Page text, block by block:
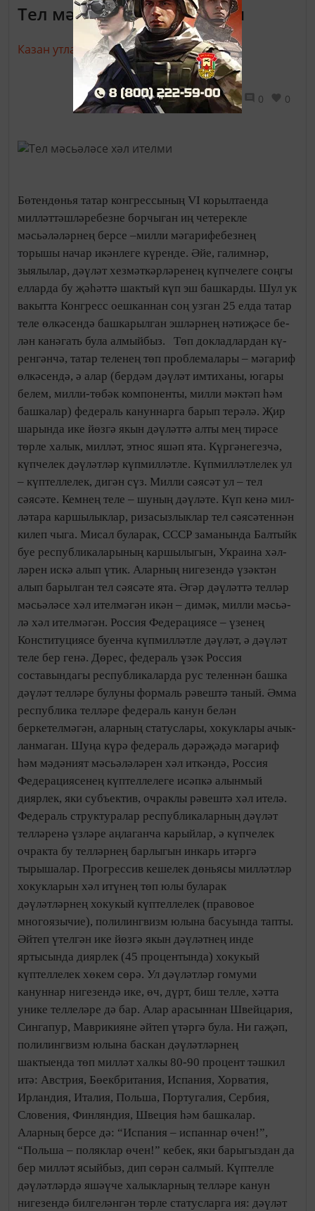
Тел мәсьәләсе хәл ителми
Казан утлары, 24 август 2017 - 10:30
648 0 0
Бөтендөнья татар кон­грессының VI корылтаенда
милләттәш­ләребезне борчыган иң четерекле
мәсьәләләрнең берсе –милли мәгарифебезнең
торышы начар икәнлеге күренде. Әйе, галимнәр,
зыялылар, дәүләт хезмәткәр­лә­ре­нең күпчелеге соңгы
елларда бу җәһәттә шактый күп эш башкарды. Шул ук
вакытта Конгресс оешканнан соң уз­ган 25 елда татар
теле өл­кәсендә башкарылган эшләр­нең нәтиҗәсе бе­
лән канәгать була алмыйбыз. Төп докладлардан кү­
рен­­гәнчә, татар теленең төп проблемалары – мәгариф
өл­кәсендә, ә алар (бердәм дәү­ләт имтиханы, югары
белем, милли-тө­бәк компоненты, милли мәк­тәп һәм
башкалар) федераль кануннарга барып те­рәлә. Җир
шарында ике йөзгә якын дәүләттә алты мең ти­рәсе
төрле халык, милләт, этнос яшәп ята. Күргә­не­гезчә,
күпчелек дәүләтләр күпмил­ләтле. Күпмил­ләт­ле­лек ул
– күптеллелек, дигән сүз. Милли сәясәт ул – тел
сәясәте. Кемнең теле – шу­ның дәүлә­те. Күп кенә мил­
ләт­ара каршылыклар, ризасызлыклар тел сәясәтеннән
килеп чыга. Мисал буларак, СССР заманында Балтыйк
буе респу­б­ликаларының кар­шы­лы­гын, Украина хәл­
ләрен искә алып үтик. Аларның нигезен­дә үзәктән
алып барылган тел сәясәте ята. Әгәр дәүләттә телләр
мәсь­ә­ләсе хәл ителмәгән икән – димәк, милли мәсьә­
лә хәл ителмәгән. Россия Федерациясе – үзенең
Конституциясе буенча күпмил­ләтле дәүләт, ә дәүләт
теле бер генә. Дөрес, федераль үзәк Россия
составындагы республикаларда рус те­лен­­нән башка
дәүләт тел­ләре бу­луны формаль рә­веш­тә таный. Әмма
реcпуб­лика тел­ләре федераль канун белән
беркетелмәгән, аларның статуслары, хокук­лары ачык­
ланмаган. Шуңа күрә федераль дәрәҗәдә мә­га­риф
һәм мәдәният мәсьә­ләләрен хәл иткәндә, Россия
Федерация­сенең күп­теллелеге исәпкә алынмый
диярлек, яки субъектив, очраклы рәвештә хәл ителә.
Федераль структуралар республикаларның дәү­ләт
телләренә үзләре аңла­ганча карыйлар, ә күпчелек
очракта бу телләрнең барлыгын инкарь итәргә
тырышалар. Прогрессив кешелек дөньясы милләтләр
хокук­ларын хәл итүнең төп юлы бу­ларак
дәүләтләрнең хокукый күптеллелек (правовое
многоязычие), полилингвизм юлы­на басуында тапты.
Әй­теп үтелгән ике йөзгә якын дәүләтнең инде
яртысында диярлек (45 процентында) хокукый
күптелле­лек хөкем сөрә. Ул дәүләт­ләр гомуми
кануннар ни­гезендә ике, өч, дүрт, биш телле, хәт­та
уни­ке тел­леләре дә бар. Алар арасыннан Швейцария,
Син­гапур, Маврикияне әй­теп үтәргә була. Ни гаҗәп,
полилингвизм юлына баскан дәү­ләтләрнең
шактыенда төп милләт халкы 80-90 процент тәшкил
итә: Австрия, Бөек­бри­та­ния, Испания, Хорватия,
Ирландия, Италия, Польша, Португалия, Сербия,
Словения, Финляндия, Швеция һәм башкалар.
Аларның берсе дә: “Испания – испаннар өчен!”,
“Польша – по­ляк­лар өчен!” кебек, яки барыгыздан да
бер милләт ясыйбыз, дип сөрән салмый. Күп­телле
дәүләтләрдә яшәү­че халык­ларның телләре канун
ниге­зендә билгеләнгән төрле статусларга ия: дәүләт